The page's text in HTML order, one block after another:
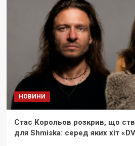
НОВИНИ
Стас Корольов розкрив, що
для Shmiska: серед яких хіт